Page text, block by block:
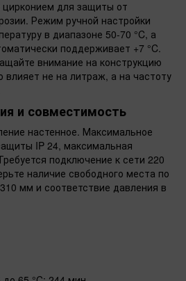
для защиты от
Режим ручной настройки
в диапазоне 50-70 °C, а
поддерживает +7 °C.
внимание на конструкцию
влияет не на литраж, а на частоту
и совместимость
настенное. Максимальное
IP 24, максимальная
подключение к сети 220
наличие свободного места по
мм и соответствие давления в